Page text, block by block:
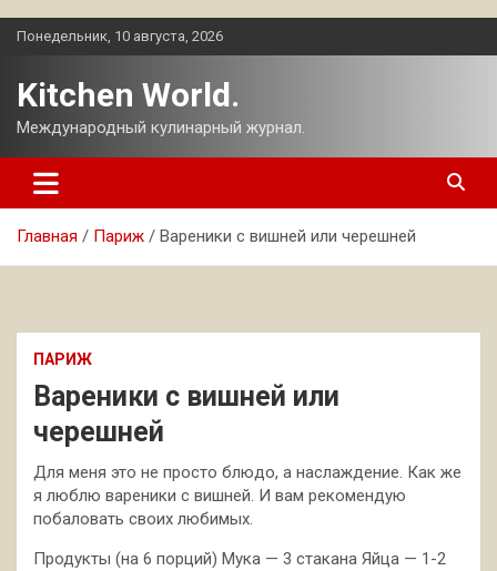
Перейти
Понедельник, 10 августа, 2026
Kitchen World.
Международный кулинарный журнал.
Главная Париж Вареники с вишней или черешней
ПАРИЖ
Вареники с вишней или
черешней
Для меня это не просто блюдо, а наслаждение. Как же
я люблю вареники с вишней. И вам рекомендую
побаловать своих любимых.
Продукты (на 6 порций) Мука — 3 стакана Яйца — 1-2